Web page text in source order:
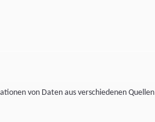
von Daten aus verschiedenen Quellen